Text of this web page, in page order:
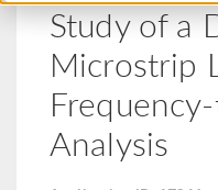
Study of a
Microstrip
Analysis